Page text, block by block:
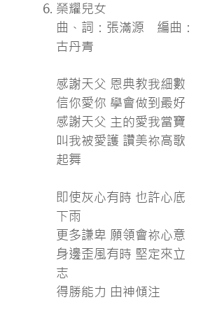
榮耀兒女
曲、詞：張滿源 編曲：
古丹青
感謝天父 恩典教我細數
信你愛你 學會做到最好
感謝天父 主的愛我當寶
叫我被愛護 讚美祢高歌
起舞
即使灰心有時 也許心底
下雨
更多謙卑 願領會祢心意
身邊歪風有時 堅定來立
志
得勝能力 由神傾注